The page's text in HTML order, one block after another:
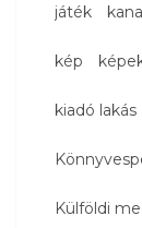
játék
kép
kiadó lakás
Külföldi